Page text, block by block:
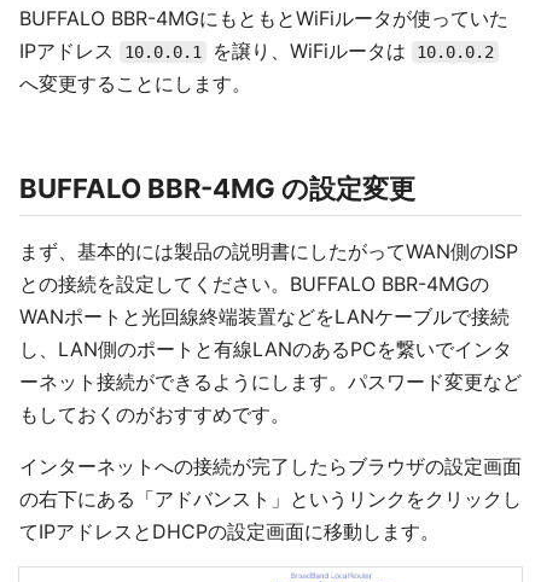
BUFFALO BBR-4MGにもともとWiFiルータが使っていた
IPアドレス
10.0.0.1 を譲り、WiFiルータは 10.0.0.2
へ変更することにします。
BUFFALO BBR-4MG の設定変更
まず、基本的には製品の説明書にしたがってWAN側のISP
との接続を設定してください。BUFFALO BBR-4MGの
WANポートと光回線終端装置などをLANケーブルで接続
し、LAN側のポートと有線LANのあるPCを繋いでインタ
ーネット接続ができるようにします。パスワード変更など
もしておくのがおすすめです。
インターネットへの接続が完了したらブラウザの設定画面
の右下にある「アドバンスト」というリンクをクリックし
てIPアドレスとDHCPの設定画面に移動します。